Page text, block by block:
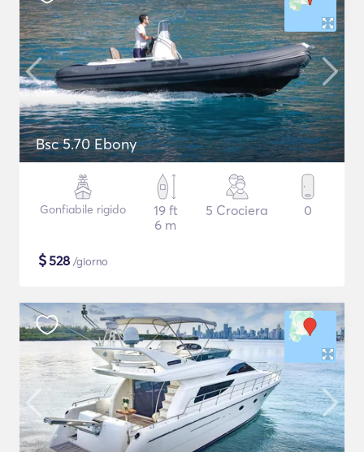
Bsc 5.70 Ebony
Gonfiabile rigido
19 ft
6 m
5 Crociera 0
$528 /giorno